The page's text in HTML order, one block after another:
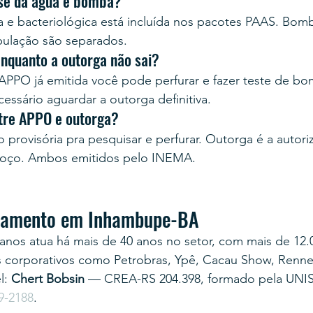
e bacteriológica está incluída nos pacotes PAAS.
são separados.
a outorga não sai?
já emitida você pode perfurar e fazer teste de
aguardar a outorga definitiva.
APPO e outorga?
provisória pra pesquisar e perfurar. Outorga é a
Ambos emitidos pelo INEMA.
em Inhambupe-BA
atua há mais de 40 anos no setor, com mais de
como Petrobras, Ypê, Cacau Show,
Chert Bobsin — CREA-RS 204.398, formado pela
2188.